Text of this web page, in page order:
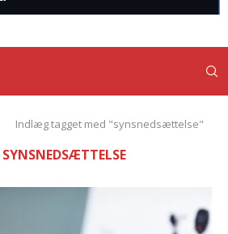
Indlæg tagget med "synsnedsættelse"
SYNSNEDSÆTTELSE